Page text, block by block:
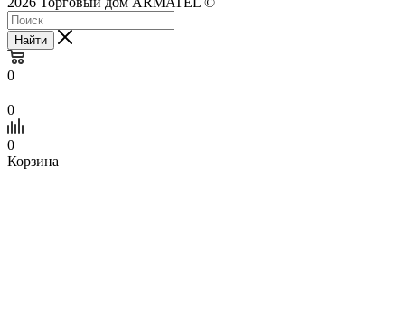
Найти
0
0
0
Корзина